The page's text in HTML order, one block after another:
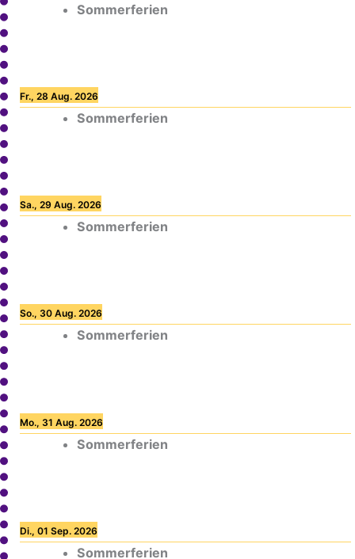
Sommerferien
Fr., 28 Aug. 2026
Sommerferien
Sa., 29 Aug. 2026
Sommerferien
So., 30 Aug. 2026
Sommerferien
Mo., 31 Aug. 2026
Sommerferien
Di., 01 Sep. 2026
Sommerferien